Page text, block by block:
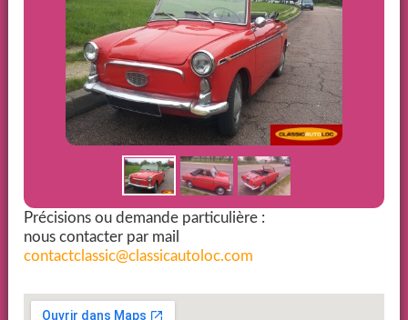
Précisions ou demande particulière :
nous contacter par mail
contactclassic@classicautoloc.com